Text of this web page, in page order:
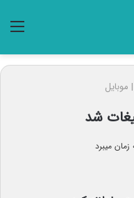
موبایل
شد